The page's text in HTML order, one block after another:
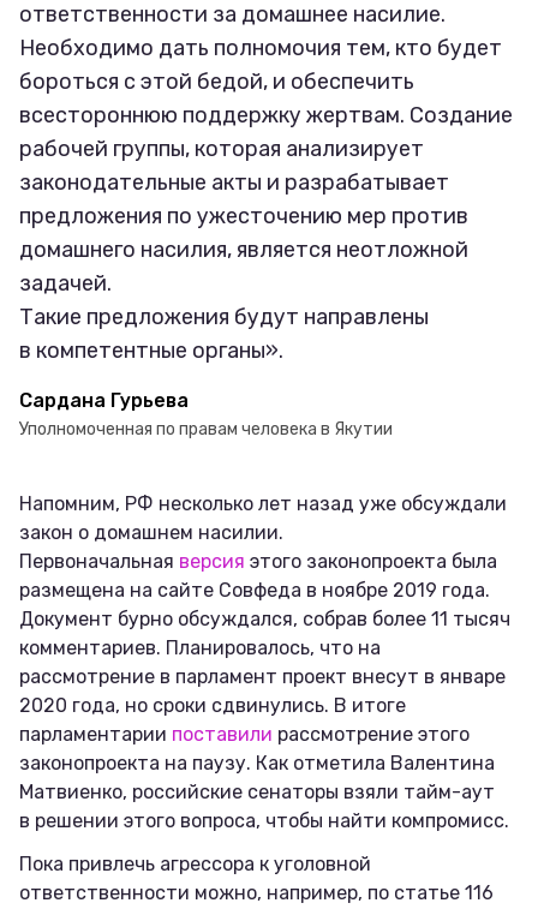
ответственности за домашнее насилие.
Необходимо дать полномочия тем, кто будет
бороться с этой бедой, и обеспечить
всестороннюю поддержку жертвам. Создание
рабочей группы, которая анализирует
законодательные акты и разрабатывает
предложения по ужесточению мер против
домашнего насилия, является неотложной
задачей.
Такие предложения будут направлены
в компетентные органы».
Сардана Гурьева
Уполномоченная по правам человека в Якутии
Напомним, РФ несколько лет назад уже обсуждали
закон о домашнем насилии.
Первоначальная версия этого законопроекта была
размещена на сайте Совфеда в ноябре 2019 года.
Документ бурно обсуждался, собрав более 11 тысяч
комментариев. Планировалось, что на
рассмотрение в парламент проект внесут в январе
2020 года, но сроки сдвинулись. В итоге
парламентарии поставили рассмотрение этого
законопроекта на паузу. Как отметила Валентина
Матвиенко, российские сенаторы взяли тайм-аут
в решении этого вопроса, чтобы найти компромисс.
Пока привлечь агрессора к уголовной
ответственности можно, например, по статье 116